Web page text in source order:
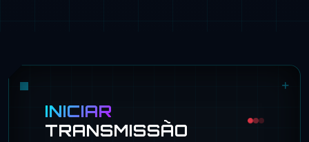
INICIAR
TRANSMISSÃO